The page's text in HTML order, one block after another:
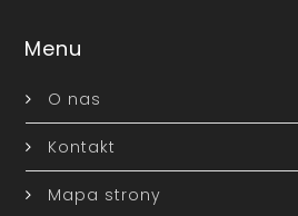
Menu
O nas
Kontakt
Mapa strony